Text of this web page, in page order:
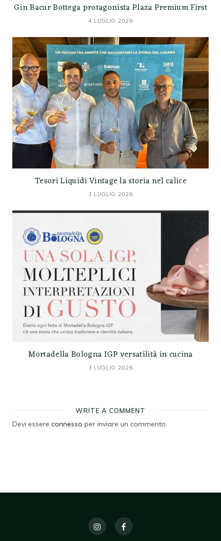
Gin Bacur Bottega protagonista Plaza Premium First
4 LUGLIO 2026
Tesori Liquidi Vintage la storia nel calice
3 LUGLIO 2026
Mortadella Bologna IGP versatilità in cucina
3 LUGLIO 2026
WRITE A COMMENT
Devi essere connesso per inviare un commento.